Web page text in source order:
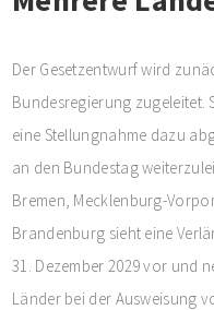
Der Gesetzentwurf wird
Bundesregierung zugeleitet.
eine Stellungnahme dazu
an den Bundestag
Bremen, Mecklenburg-
Brandenburg sieht eine
31. Dezember 2029 vor und
Länder bei der Ausweisung